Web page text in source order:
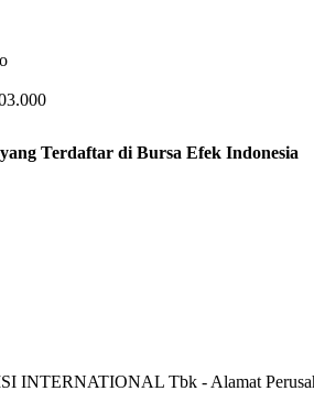
Terdaftar di Bursa Efek Indonesia
INTERNATIONAL Tbk - Alamat